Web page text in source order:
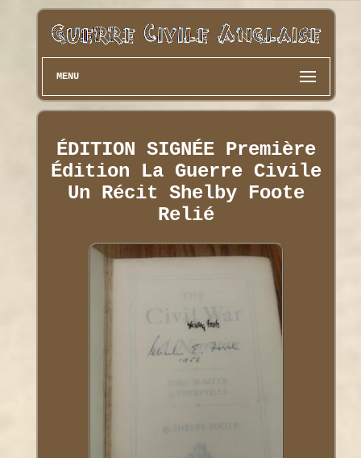
MENU
ÉDITION SIGNÉE Première
Édition La Guerre Civile
Un Récit Shelby Foote
Relié